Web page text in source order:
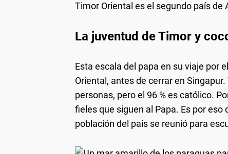
Timor Oriental es el segundo país
La juventud de Timor y
Esta escala del papa en su viaje por
Oriental, antes de cerrar en
personas, pero el 96 % es católico.
fieles que siguen al Papa. Es por
población del país se reunió para